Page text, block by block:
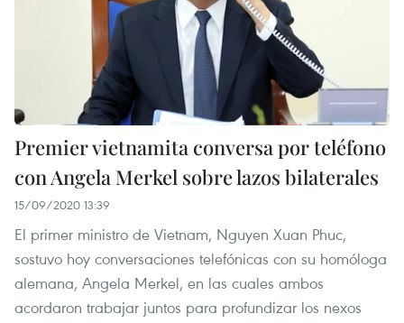
Premier vietnamita conversa por teléfono
con Angela Merkel sobre lazos bilaterales
15/09/2020 13:39
El primer ministro de Vietnam, Nguyen Xuan Phuc,
sostuvo hoy conversaciones telefónicas con su homóloga
alemana, Angela Merkel, en las cuales ambos
acordaron trabajar juntos para profundizar los nexos